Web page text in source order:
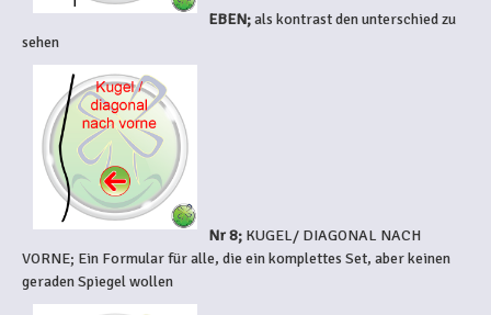
EBEN;als kontrast den unterschied zu
sehen
Nr 8; KUGEL/ DIAGONAL NACH
VORNE; Ein Formular für alle, die ein komplettes Set, aber keinen
geraden Spiegel wollen